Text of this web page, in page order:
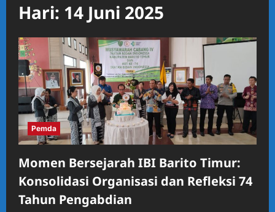
Hari: 14 Juni 2025
Pemda
Momen Bersejarah IBI Barito Timur:
Konsolidasi Organisasi dan Refleksi 74
Tahun Pengabdian